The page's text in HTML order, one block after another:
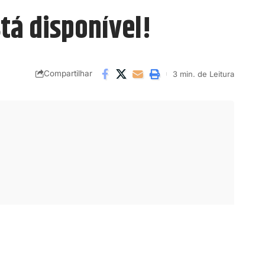
disponível!
Compartilhar 3 min. de Leitura